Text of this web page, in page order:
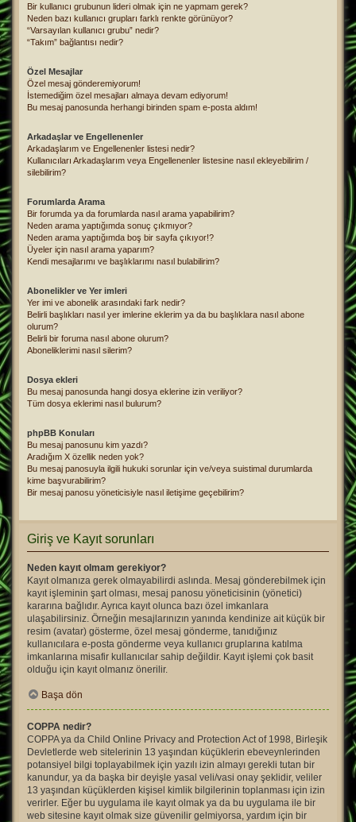
Bir kullanıcı grubunun lideri olmak için ne yapmam gerek?
Neden bazı kullanıcı grupları farklı renkte görünüyor?
“Varsayılan kullanıcı grubu” nedir?
“Takım” bağlantısı nedir?
Özel Mesajlar
Özel mesaj gönderemiyorum!
İstemediğim özel mesajları almaya devam ediyorum!
Bu mesaj panosunda herhangi birinden spam e-posta aldım!
Arkadaşlar ve Engellenenler
Arkadaşlarım ve Engellenenler listesi nedir?
Kullanıcıları Arkadaşlarım veya Engellenenler listesine nasıl ekleyebilirim /
silebilirim?
Forumlarda Arama
Bir forumda ya da forumlarda nasıl arama yapabilirim?
Neden arama yaptığımda sonuç çıkmıyor?
Neden arama yaptığımda boş bir sayfa çıkıyor!?
Üyeler için nasıl arama yaparım?
Kendi mesajlarımı ve başlıklarımı nasıl bulabilirim?
Abonelikler ve Yer imleri
Yer imi ve abonelik arasındaki fark nedir?
Belirli başlıkları nasıl yer imlerine eklerim ya da bu başlıklara nasıl abone
olurum?
Belirli bir foruma nasıl abone olurum?
Aboneliklerimi nasıl silerim?
Dosya ekleri
Bu mesaj panosunda hangi dosya eklerine izin veriliyor?
Tüm dosya eklerimi nasıl bulurum?
phpBB Konuları
Bu mesaj panosunu kim yazdı?
Aradığım X özellik neden yok?
Bu mesaj panosuyla ilgili hukuki sorunlar için ve/veya suistimal durumlarda
kime başvurabilirim?
Bir mesaj panosu yöneticisiyle nasıl iletişime geçebilirim?
Giriş ve Kayıt sorunları
Neden kayıt olmam gerekiyor?
Kayıt olmanıza gerek olmayabilirdi aslında. Mesaj gönderebilmek için
kayıt işleminin şart olması, mesaj panosu yöneticisinin (yönetici)
kararına bağlıdır. Ayrıca kayıt olunca bazı özel imkanlara
ulaşabilirsiniz. Örneğin mesajlarınızın yanında kendinize ait küçük bir
resim (avatar) gösterme, özel mesaj gönderme, tanıdığınız
kullanıcılara e-posta gönderme veya kullanıcı gruplarına katılma
imkanlarına misafir kullanıcılar sahip değildir. Kayıt işlemi çok basit
olduğu için kayıt olmanız önerilir.
Başa dön
COPPA nedir?
COPPA ya da Child Online Privacy and Protection Act of 1998, Birleşik
Devletlerde web sitelerinin 13 yaşından küçüklerin ebeveynlerinden
potansiyel bilgi toplayabilmek için yazılı izin almayı gerekli tutan bir
kanundur, ya da başka bir deyişle yasal veli/vasi onay şeklidir, veliler
13 yaşından küçüklerden kişisel kimlik bilgilerinin toplanması için izin
verirler. Eğer bu uygulama ile kayıt olmak ya da bu uygulama ile bir
web sitesine kayıt olmak size güvenilir gelmiyorsa, yardım için bir